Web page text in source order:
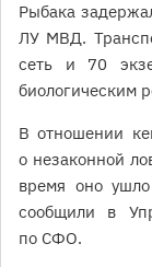
Рыбака
ЛУ МВД.
сеть и 70
биологическим
В отношении
о незаконной
время оно
сообщили в
по СФО.